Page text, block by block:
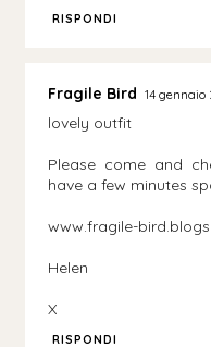
RISPONDI
Fragile Bird 14 gennaio
lovely outfit
Please come and
have a few minutes
www.fragile-
Helen
X
RISPONDI